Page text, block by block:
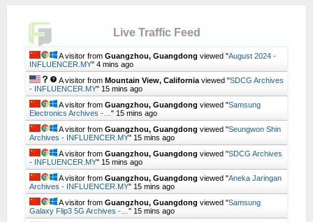
Live Traffic Feed
A visitor from Guangzhou, Guangdong viewed "August 2024 -
INFLUENCER.MY" 4 mins ago
A visitor from Mountain View, California viewed "SDCG Archives
- INFLUENCER.MY" 15 mins ago
A visitor from Guangzhou, Guangdong viewed "Samsung
Electronics Archives -… " 15 mins ago
A visitor from Guangzhou, Guangdong viewed "Seungwon Shin
Archives - INFLUENCER.MY" 15 mins ago
A visitor from Guangzhou, Guangdong viewed "SDCG Archives
- INFLUENCER.MY" 15 mins ago
A visitor from Guangzhou, Guangdong viewed "Aneka Jaringan
Archives - INFLUENCER.MY" 15 mins ago
A visitor from Guangzhou, Guangdong viewed "Samsung
Galaxy Flip3 5G Archives -… " 15 mins ago